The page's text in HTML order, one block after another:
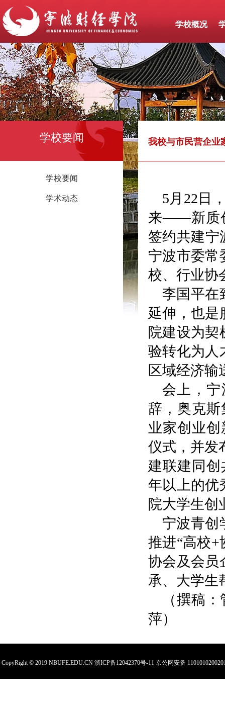
学校概况
学校要闻
学校要闻
学术动态
我校与市民营企业
5月22日
来——新质
签约共建宁
宁波市委常
校、行业协
李国平在
延伸，也是
院建设为
验转化为人
区域经济输
会上，
辞，奥克
业家创业
仪式，并发
建联建同
年以上的优
院大学生创
宁波青创
推进“高校
协会及会员
承、大学生
（撰稿
萍）
CopyRight © 2019 NBUFE.EDU.CN 浙ICP备12042370号-11 京公网安备